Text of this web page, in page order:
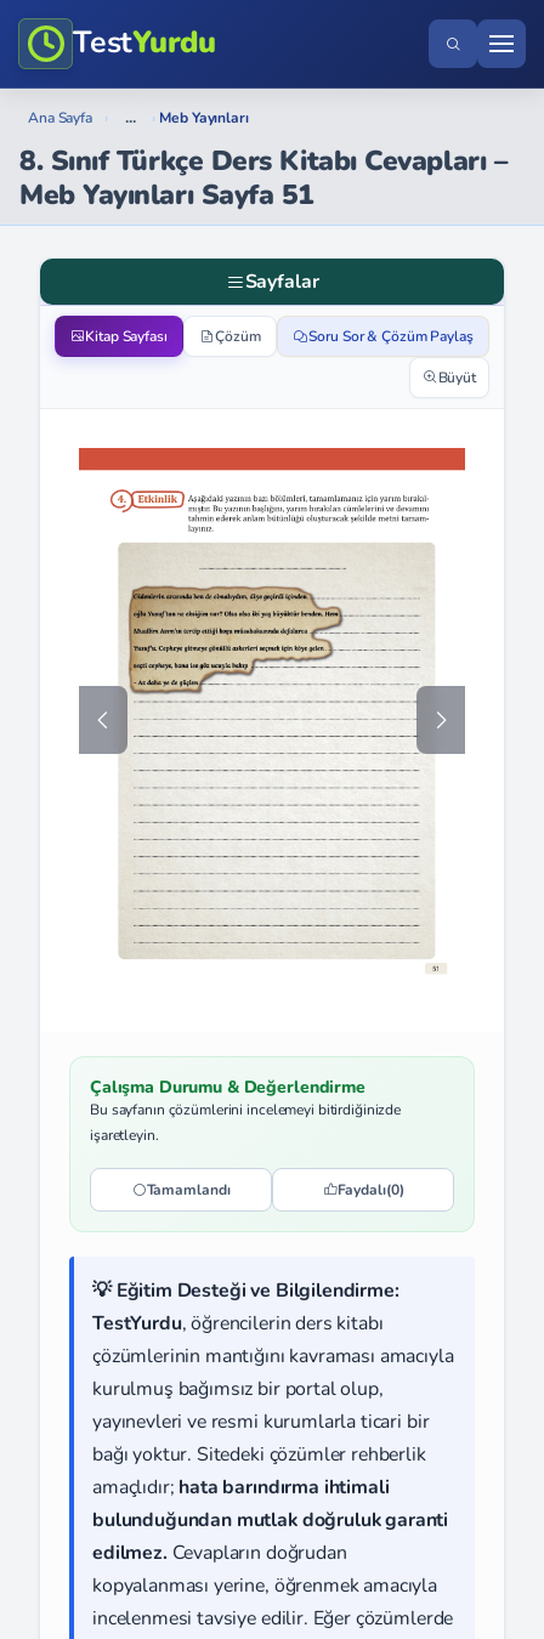
TestYurdu
Ana Sayfa › ... › Meb Yayınları
8. Sınıf Türkçe Ders Kitabı Cevapları –
Meb Yayınları Sayfa 51
Sayfalar
Kitap Sayfası Çözüm Soru Sor & Çözüm Paylaş
Büyüt
Çalışma Durumu & Değerlendirme
Bu sayfanın çözümlerini incelemeyi bitirdiğinizde
işaretleyin.
Tamamlandı Faydalı(0)
💡 Eğitim Desteği ve Bilgilendirme:
TestYurdu, öğrencilerin ders kitabı
çözümlerinin mantığını kavraması amacıyla
kurulmuş bağımsız bir portal olup,
yayınevleri ve resmi kurumlarla ticari bir
bağı yoktur. Sitedeki çözümler rehberlik
amaçlıdır; hata barındırma ihtimali
bulunduğundan mutlak doğruluk garanti
edilmez. Cevapların doğrudan
kopyalanması yerine, öğrenmek amacıyla
incelenmesi tavsiye edilir. Eğer çözümlerde